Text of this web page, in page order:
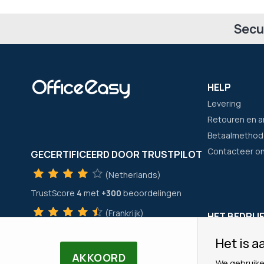
AKKOORD
Het is
GECERTIFICEERD DOOR TRUSTPILOT
(Netherlands)
TrustScore 4 met +300 beoordelingen
(Frankrijk)
HELP
Levering
Retouren en
Contacteer
HET BEDRIJF
Onze merken